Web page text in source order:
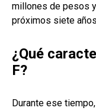
millones de pesos
próximos siete
¿Qué
F?
Durante ese